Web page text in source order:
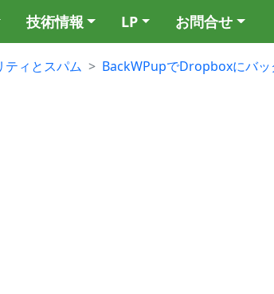
技術情報 LP お問合せ
ティとスパム BackWPupでDropboxにバッ